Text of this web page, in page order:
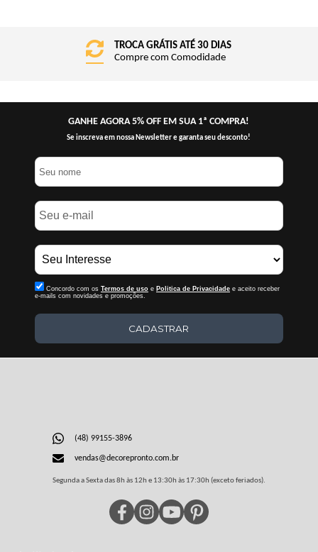
TROCA GRÁTIS ATÉ 30 DIAS
Compre com Comodidade
GANHE AGORA 5% OFF EM SUA 1ª COMPRA!
Se inscreva em nossa Newsletter e garanta seu desconto!
Concordo com os Termos de uso e Politica de Privacidadee aceito receber
e-mails com novidades e promoções.
CADASTRAR
(48) 99155-3896
vendas@decorepronto.com.br
Segunda a Sexta das 8h às 12h e 13:30h às 17:30h (exceto feriados).